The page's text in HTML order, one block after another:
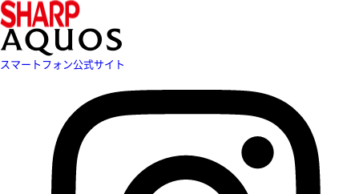
スマートフォン公式サイト